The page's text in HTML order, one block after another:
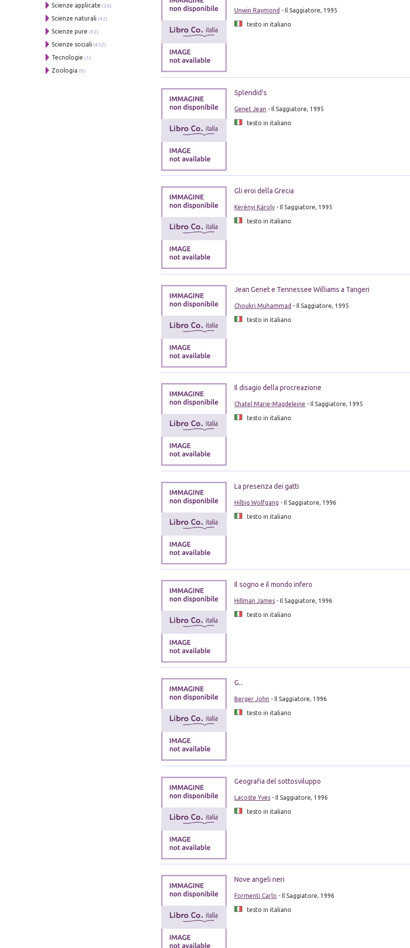
Scienze applicate (26)
Scienze naturali (42)
Scienze pure (42)
Scienze sociali (452)
Tecnologie (1)
Zoologia (9)
Unwin Raymond - Il Saggiatore, 1995
testo in italiano
Splendid's
Genet Jean - Il Saggiatore, 1995
testo in italiano
Gli eroi della Grecia
Kerényi Károly- Il Saggiatore, 1995
testo in italiano
Jean Genet e Tennessee Williams a Tangeri
Choukri Muhammad - Il Saggiatore, 1995
testo in italiano
Il disagio della procreazione
Chatel Marie-Magdeleine - Il Saggiatore, 1995
testo in italiano
La presenza dei gatti
Hilbig Wolfgang - Il Saggiatore, 1996
testo in italiano
Il sogno e il mondo infero
Hillman James- Il Saggiatore, 1996
testo in italiano
G...
Berger John - Il Saggiatore, 1996
testo in italiano
Geografia del sottosviluppo
Lacoste Yves- Il Saggiatore, 1996
testo in italiano
Nove angeli neri
Formenti Carlo - Il Saggiatore, 1996
testo in italiano